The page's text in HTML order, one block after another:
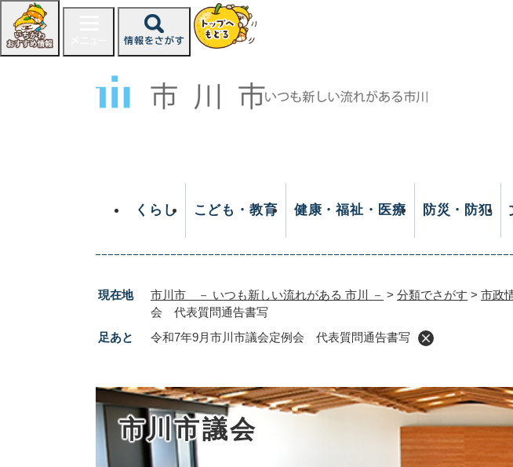
ジ
くらし こども・教育 健康・福祉・医療 防災・防犯
現在地 市川市 － いつも新しい流れがある 市川 － > 分類でさがす > 市政
会 代表質問通告書写
足あと
令和7年9月市川市議会定例会 代表質問通告書写
市川市議会